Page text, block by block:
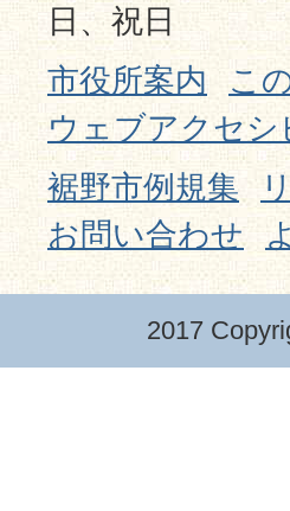
日、祝日
市役所案内
こ
ウェブアクセシ
裾野市例規集
お問い合わせ
2017